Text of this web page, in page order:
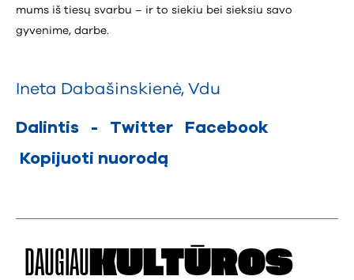
mums iš tiesų svarbu – ir to siekiu bei sieksiu savo
gyvenime, darbe.
Ineta Dabašinskienė, Vdu
Dalintis - Twitter
Facebook
Kopijuoti nuorodą
DAUGIAU KULTŪROS